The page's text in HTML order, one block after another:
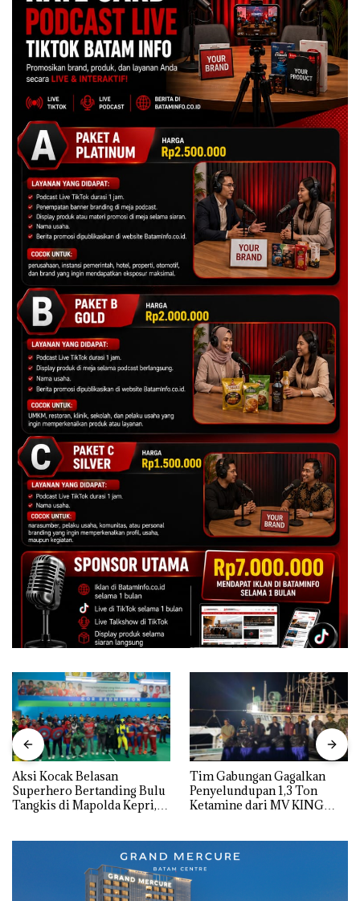
Aksi Kocak Belasan
Superhero Bertanding Bulu
Tangkis di Mapolda Kepri,
Tim Gabungan Gagalkan
Penyelundupan 1,3 Ton
Ketamine dari MV KING